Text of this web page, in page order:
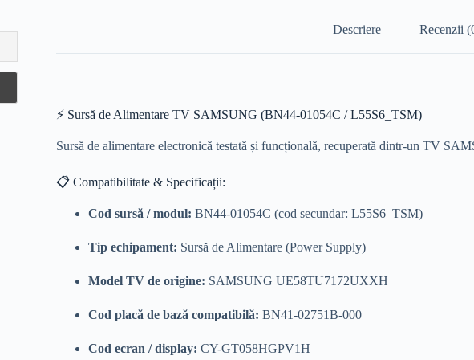
Descriere Recenzii
⚡ Sursă de Alimentare TV SAMSUNG (BN44-01054C / L55S6_TSM)
Sursă de alimentare electronică testată și funcțională, recuperată dintr-un TV
📋 Compatibilitate & Specificații:
Cod sursă / modul: BN44-01054C (cod secundar: L55S6_TSM)
Tip echipament: Sursă de Alimentare (Power Supply)
Model TV de origine: SAMSUNG UE58TU7172UXXH
Cod placă de bază compatibilă: BN41-02751B-000
Cod ecran / display: CY-GT058HGPV1H